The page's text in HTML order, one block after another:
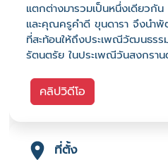
แตกต่างมารวมเป็นหนึ่งเดียวกั
และคุณครูคำดี ขุนดารา จึงนำ
ที่สะท้อนให้ถึงประเพณีวัฒนธรร
รัตนตรัย ในประเพณีวันสงกรา
คลิปวิดีโอ
ที่ตั้ง